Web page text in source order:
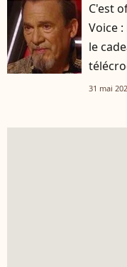
C'est
Voice
le
31 mai